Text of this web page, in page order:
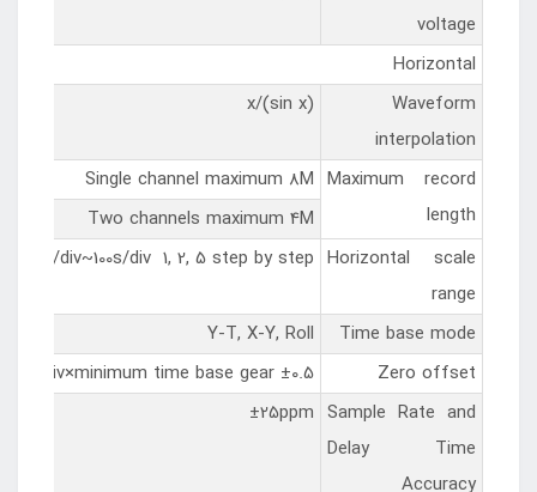
voltage
Horizontal
Waveform
interpolation
(sin x)/x
Maximum record
length
Single channel maximum 8M
Two channels maximum 4M
Horizontal scale
range
2ns/div~100s/div 1, 2, 5 step by step
Time base mode
Y-T, X-Y, Roll
Zero offset
±0.5 div×minimum time base gear
Sample Rate and
Delay Time
Accuracy
±25ppm